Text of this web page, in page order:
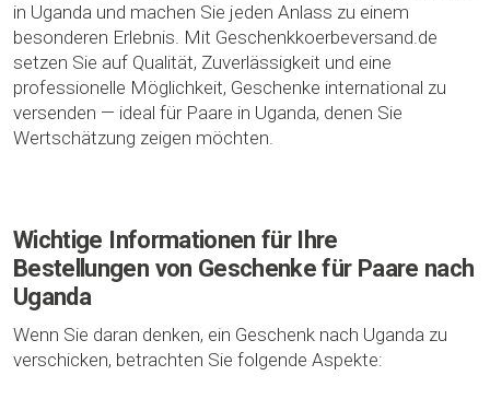
in Uganda und machen Sie jeden Anlass zu einem
besonderen Erlebnis. Mit Geschenkkoerbeversand.de
setzen Sie auf Qualität, Zuverlässigkeit und eine
professionelle Möglichkeit, Geschenke international zu
versenden — ideal für Paare in Uganda, denen Sie
Wertschätzung zeigen möchten.
Wichtige Informationen für Ihre
Bestellungen von Geschenke für Paare nach
Uganda
Wenn Sie daran denken, ein Geschenk nach Uganda zu
verschicken, betrachten Sie folgende Aspekte: